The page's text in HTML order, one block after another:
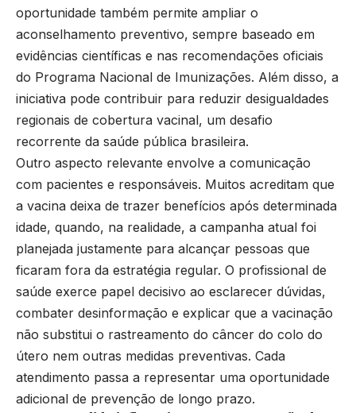
oportunidade também permite ampliar o
aconselhamento preventivo, sempre baseado em
evidências científicas e nas recomendações oficiais
do Programa Nacional de Imunizações. Além disso, a
iniciativa pode contribuir para reduzir desigualdades
regionais de cobertura vacinal, um desafio
recorrente da saúde pública brasileira.
Outro aspecto relevante envolve a comunicação
com pacientes e responsáveis. Muitos acreditam que
a vacina deixa de trazer benefícios após determinada
idade, quando, na realidade, a campanha atual foi
planejada justamente para alcançar pessoas que
ficaram fora da estratégia regular. O profissional de
saúde exerce papel decisivo ao esclarecer dúvidas,
combater desinformação e explicar que a vacinação
não substitui o rastreamento do câncer do colo do
útero nem outras medidas preventivas. Cada
atendimento passa a representar uma oportunidade
adicional de prevenção de longo prazo.